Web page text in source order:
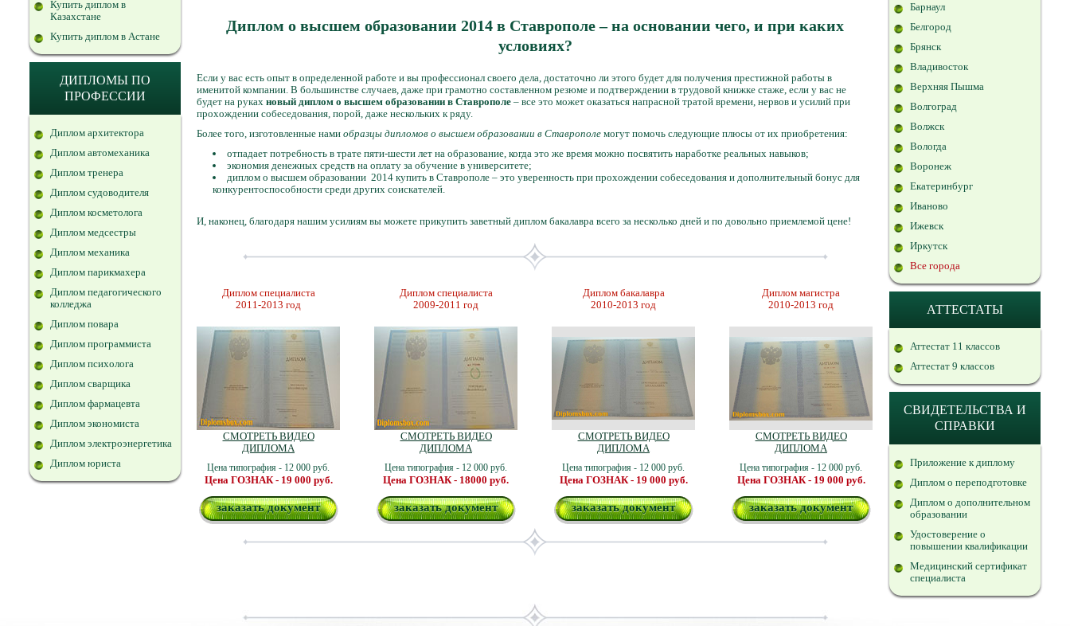
Купить диплом в
Казахстане
Купить диплом в Астане
ДИПЛОМЫ ПО
ПРОФЕССИИ
Диплом архитектора
Диплом автомеханика
Диплом тренера
Диплом судоводителя
Диплом косметолога
Диплом медсестры
Диплом механика
Диплом парикмахера
Диплом педагогического
колледжа
Диплом повара
Диплом программиста
Диплом психолога
Диплом сварщика
Диплом фармацевта
Диплом экономиста
Диплом электроэнергетика
Диплом юриста
Диплом о высшем образовании 2014 в Ставрополе – на основании чего, и при каких
условиях?
Если у вас есть опыт в определенной работе и вы профессионал своего дела, достаточно ли этого будет для получения престижной работы в
именитой компании. В большинстве случаев, даже при грамотно составленном резюме и подтверждении в трудовой книжке стаже, если у вас не
будет на руках новый диплом о высшем образовании в Ставрополе – все это может оказаться напрасной тратой времени, нервов и усилий при
прохождении собеседования, порой, даже нескольких к ряду.
Более того, изготовленные нами образцы дипломов о высшем образовании в Ставрополе могут помочь следующие плюсы от их приобретения:
отпадает потребность в трате пяти-шести лет на образование, когда это же время можно посвятить наработке реальных навыков;
экономия денежных средств на оплату за обучение в университете;
диплом о высшем образовании 2014 купить в Ставрополе – это уверенность при прохождении собеседования и дополнительный бонус для
конкурентоспособности среди других соискателей.
И, наконец, благодаря нашим усилиям вы можете прикупить заветный диплом бакалавра всего за несколько дней и по довольно приемлемой цене!
Диплом специалиста
2011-2013 год
СМОТРЕТЬ ВИДЕО
ДИПЛОМА
Цена типография - 12 000 руб.
Цена ГОЗНАК - 19 000 руб.
заказать документ
Диплом специалиста
2009-2011 год
СМОТРЕТЬ ВИДЕО
ДИПЛОМА
Цена типография - 12 000 руб.
Цена ГОЗНАК - 18000 руб.
заказать документ
Диплом бакалавра
2010-2013 год
СМОТРЕТЬ ВИДЕО
ДИПЛОМА
Цена типография - 12 000 руб.
Цена ГОЗНАК - 19 000 руб.
заказать документ
Диплом магистра
2010-2013 год
СМОТРЕТЬ ВИДЕО
ДИПЛОМА
Цена типография - 12 000 руб.
Цена ГОЗНАК - 19 000 руб.
заказать документ
Барнаул
Белгород
Брянск
Владивосток
Верхняя Пышма
Волгоград
Волжск
Вологда
Воронеж
Екатеринбург
Иваново
Ижевск
Иркутск
Все города
АТТЕСТАТЫ
Аттестат 11 классов
Аттестат 9 классов
СВИДЕТЕЛЬСТВА И
СПРАВКИ
Приложение к диплому
Диплом о переподготовке
Диплом о дополнительном
образовании
Удостоверение о
повышении квалификации
Медицинский сертификат
специалиста